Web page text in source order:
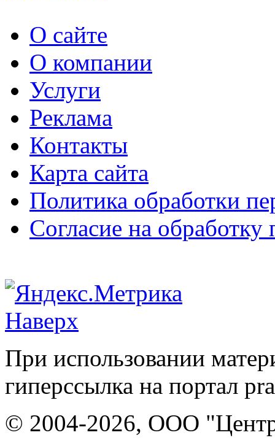
О сайте
О компании
Услуги
Реклама
Контакты
Карта сайта
Политика обработки
Согласие на
Наверх
При использовании
гиперссылка на портал
© 2004-2026, ООО "Центр